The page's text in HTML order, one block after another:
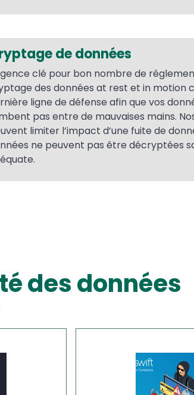
de données
clé pour bon nombre de
des données at rest et in motion
ligne de défense afin que vos
pas entre de mauvaises mains.
limiter l’impact d’une fuite de
ne peuvent pas être décryptées
des données